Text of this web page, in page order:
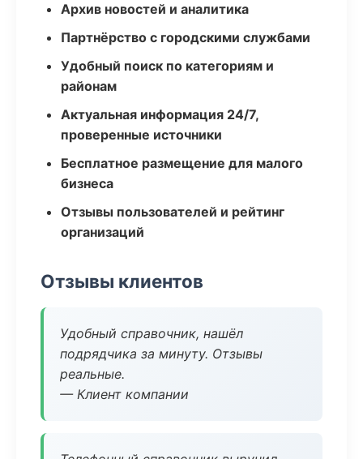
Архив новостей и аналитика
Партнёрство с городскими службами
Удобный поиск по категориям и
районам
Актуальная информация 24/7,
проверенные источники
Бесплатное размещение для малого
бизнеса
Отзывы пользователей и рейтинг
организаций
Отзывы клиентов
Удобный справочник, нашёл
подрядчика за минуту. Отзывы
реальные.
— Клиент компании